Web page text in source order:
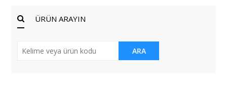
ÜRÜN ARAYIN
ARA